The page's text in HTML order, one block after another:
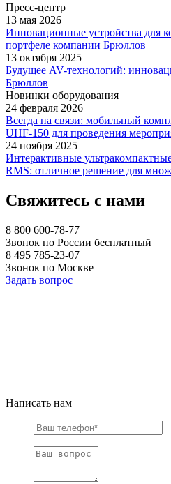
Пресс-центр
13 мая 2026
Инновационные устройства для
портфеле компании Брюллов
13 октября 2025
Будущее AV-технологий:
Брюллов
Новинки оборудования
24 февраля 2026
Всегда на связи: мобильный
UHF-150 для проведения
24 ноября 2025
Интерактивные
RMS: отличное решение для
Свяжитесь с нами
8 800 600-78-77
Звонок по России бесплатный
8 495 785-23-07
Звонок по Москве
Задать вопрос
Написать нам